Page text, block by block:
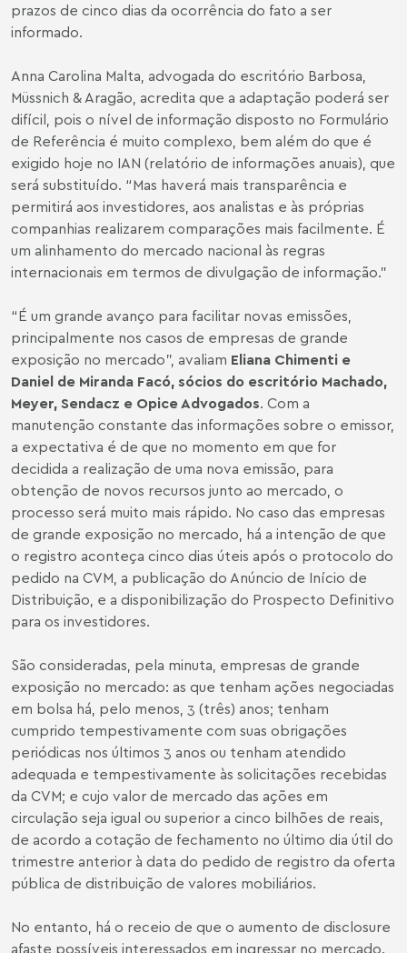
prazos de cinco dias da ocorrência do fato a ser
informado.
Anna Carolina Malta, advogada do escritório Barbosa,
Müssnich & Aragão, acredita que a adaptação poderá ser
difícil, pois o nível de informação disposto no Formulário
de Referência é muito complexo, bem além do que é
exigido hoje no IAN (relatório de informações anuais), que
será substituído. “Mas haverá mais transparência e
permitirá aos investidores, aos analistas e às próprias
companhias realizarem comparações mais facilmente. É
um alinhamento do mercado nacional às regras
internacionais em termos de divulgação de informação.”
“É um grande avanço para facilitar novas emissões,
principalmente nos casos de empresas de grande
exposição no mercado”, avaliam Eliana Chimenti e
Daniel de Miranda Facó, sócios do escritório Machado,
Meyer, Sendacz e Opice Advogados. Com a
manutenção constante das informações sobre o emissor,
a expectativa é de que no momento em que for
decidida a realização de uma nova emissão, para
obtenção de novos recursos junto ao mercado, o
processo será muito mais rápido. No caso das empresas
de grande exposição no mercado, há a intenção de que
o registro aconteça cinco dias úteis após o protocolo do
pedido na CVM, a publicação do Anúncio de Início de
Distribuição, e a disponibilização do Prospecto Definitivo
para os investidores.
São consideradas, pela minuta, empresas de grande
exposição no mercado: as que tenham ações negociadas
em bolsa há, pelo menos, 3 (três) anos; tenham
cumprido tempestivamente com suas obrigações
periódicas nos últimos 3 anos ou tenham atendido
adequada e tempestivamente às solicitações recebidas
da CVM; e cujo valor de mercado das ações em
circulação seja igual ou superior a cinco bilhões de reais,
de acordo a cotação de fechamento no último dia útil do
trimestre anterior à data do pedido de registro da oferta
pública de distribuição de valores mobiliários.
No entanto, há o receio de que o aumento de disclosure
afaste possíveis interessados em ingressar no mercado.